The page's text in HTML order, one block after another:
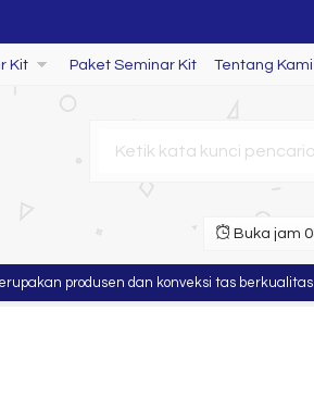
Kit Paket Seminar Kit Tentang Kami
Buka jam
produsen dan konveksi tas berkualitas